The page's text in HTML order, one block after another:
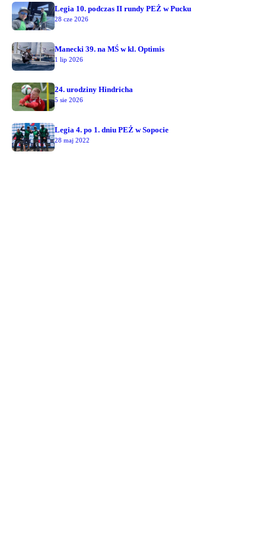
Legia 10. podczas II rundy PEŻ w Pucku
28 cze 2026
Manecki 39. na MŚ w kl. Optimis
1 lip 2026
24. urodziny Hindricha
5 sie 2026
Legia 4. po 1. dniu PEŻ w Sopocie
28 maj 2022